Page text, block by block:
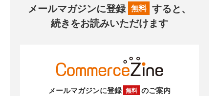
メールマガジンに登録 無料 すると、
続きをお読みいただけます
メールマガジンに登録 無料 のご案内